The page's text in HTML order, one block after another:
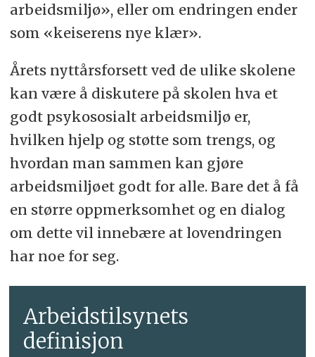
arbeidsmiljø», eller om endringen ender
som «keiserens nye klær».
Årets nyttårsforsett ved de ulike skolene
kan være å diskutere på skolen hva et
godt psykososialt arbeidsmiljø er,
hvilken hjelp og støtte som trengs, og
hvordan man sammen kan gjøre
arbeidsmiljøet godt for alle. Bare det å få
en større oppmerksomhet og en dialog
om dette vil innebære at lovendringen
har noe for seg.
Arbeidstilsynets
definisjon